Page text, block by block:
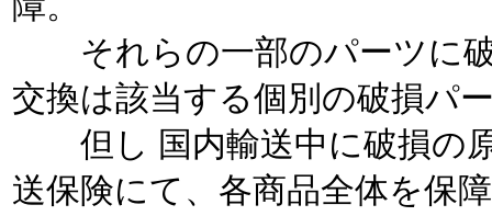
それらの一部のパーツに破
交換は該当する個別の破損パ
但し 国内輸送中に破損の原
送保険にて、各商品全体を保